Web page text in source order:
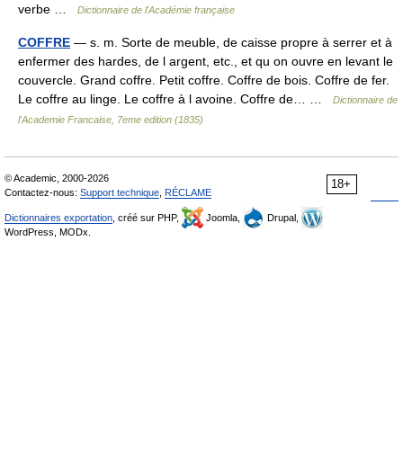
verbe …
Dictionnaire de l'Académie française
COFFRE — s. m. Sorte de meuble, de caisse propre à serrer et à
enfermer des hardes, de l argent, etc., et qu on ouvre en levant le
couvercle. Grand coffre. Petit coffre. Coffre de bois. Coffre de fer.
Le coffre au linge. Le coffre à l avoine. Coffre de… …
Dictionnaire de
l'Academie Francaise, 7eme edition (1835)
18+
© Academic, 2000-2026
Contactez-nous: Support technique RÉCLAME
Dictionnaires exportation , créé sur PHP, Joomla,
Drupal,
WordPress, MODx.